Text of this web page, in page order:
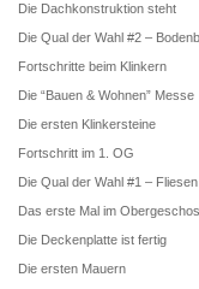
Die Dachkonstruktion steht
Die Qual der Wahl #2 –
Fortschritte beim Klinkern
Die “Bauen & Wohnen” Messe
Die ersten Klinkersteine
Fortschritt im 1. OG
Die Qual der Wahl #1 – Fliesen
Das erste Mal im
Die Deckenplatte ist fertig
Die ersten Mauern